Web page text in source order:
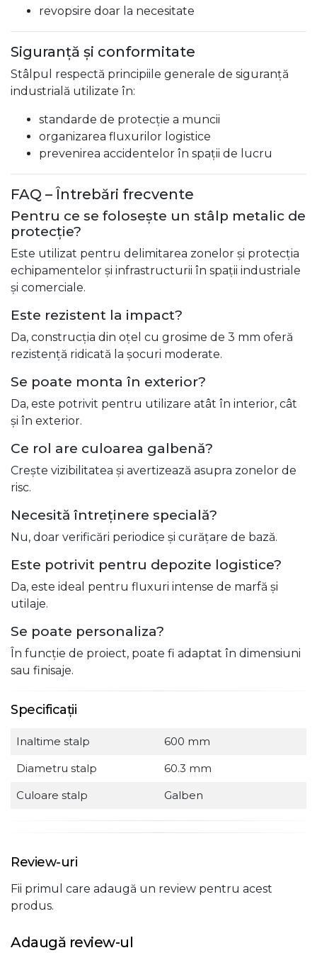
revopsire doar la necesitate
Siguranță și conformitate
Stâlpul respectă principiile generale de siguranță
industrială utilizate în:
standarde de protecție a muncii
organizarea fluxurilor logistice
prevenirea accidentelor în spații de lucru
FAQ – Întrebări frecvente
Pentru ce se folosește un stâlp metalic de
protecție?
Este utilizat pentru delimitarea zonelor și protecția
echipamentelor și infrastructurii în spații industriale
și comerciale.
Este rezistent la impact?
Da, construcția din oțel cu grosime de 3 mm oferă
rezistență ridicată la șocuri moderate.
Se poate monta în exterior?
Da, este potrivit pentru utilizare atât în interior, cât
și în exterior.
Ce rol are culoarea galbenă?
Crește vizibilitatea și avertizează asupra zonelor de
risc.
Necesită întreținere specială?
Nu, doar verificări periodice și curățare de bază.
Este potrivit pentru depozite logistice?
Da, este ideal pentru fluxuri intense de marfă și
utilaje.
Se poate personaliza?
În funcție de proiect, poate fi adaptat în dimensiuni
sau finisaje.
Specificații
Inaltime stalp
600 mm
Diametru stalp
60.3 mm
Culoare stalp
Galben
Review-uri
Fii primul care adaugă un review pentru acest
produs.
Adaugă review-ul